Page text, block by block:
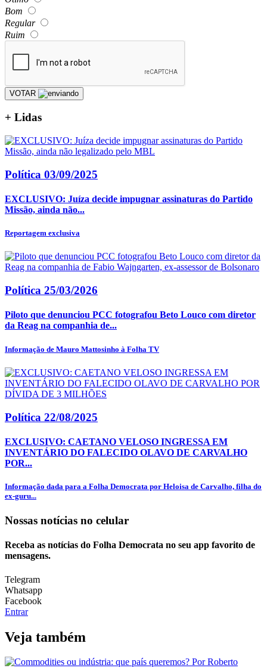
Bom
Regular
Ruim
VOTAR
+ Lidas
Política 03/09/2025
EXCLUSIVO: Juíza decide impugnar assinaturas do Partido
Missão, ainda não...
Reportagem exclusiva
Política 25/03/2026
Piloto que denunciou PCC fotografou Beto Louco com diretor
da Reag na companhia de...
Informação de Mauro Mattosinho à Folha TV
Política 22/08/2025
EXCLUSIVO: CAETANO VELOSO INGRESSA EM
INVENTÁRIO DO FALECIDO OLAVO DE CARVALHO
POR...
Informação dada para a Folha Democrata por Heloisa de Carvalho, filha do
ex-guru...
Nossas notícias no celular
Receba as notícias do Folha Democrata no seu app favorito de
mensagens.
Telegram
Whatsapp
Facebook
Entrar
Veja também